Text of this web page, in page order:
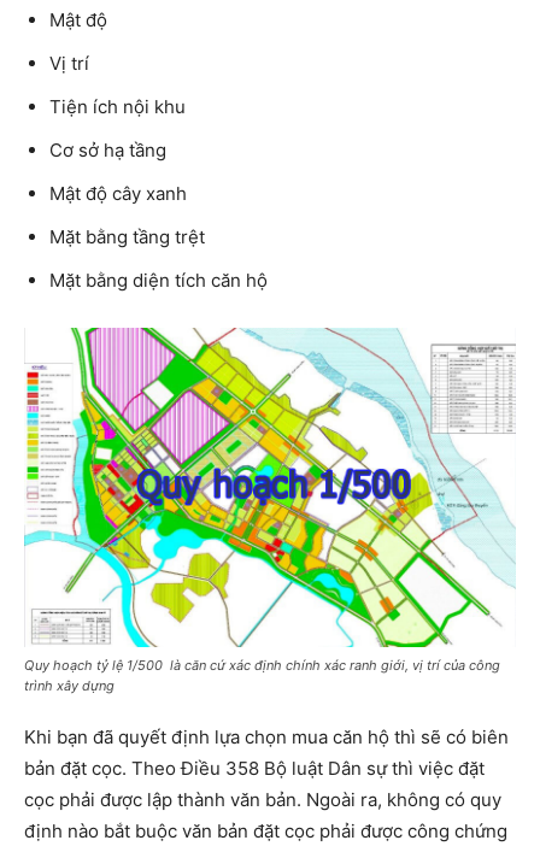
Mật độ
Vị trí
Tiện ích nội khu
Cơ sở hạ tầng
Mật độ cây xanh
Mặt bằng tầng trệt
Mặt bằng diện tích căn hộ
Quy hoạch tỷ lệ 1/500 là căn cứ xác định chính xác ranh giới, vị trí của công
trình xây dựng
Khi bạn đã quyết định lựa chọn mua căn hộ thì sẽ có biên
bản đặt cọc. Theo Điều 358 Bộ luật Dân sự thì việc đặt
cọc phải được lập thành văn bản. Ngoài ra, không có quy
định nào bắt buộc văn bản đặt cọc phải được công chứng